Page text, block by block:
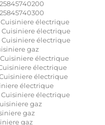
Cuisiniere électrique
Cuisiniere électrique
Cuisiniere électrique
gaz
électrique
électrique
électrique
électrique
Cuisiniere électrique
gaz
gaz
gaz